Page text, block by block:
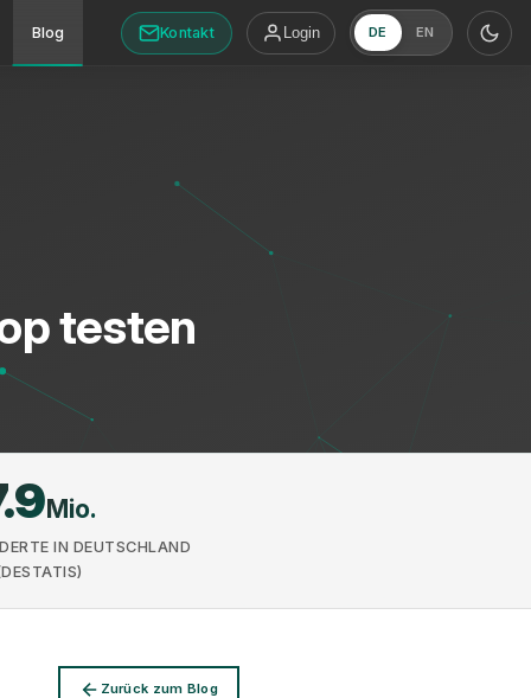
Blog Kontakt Login DE EN
testen
Mio.
IN DEUTSCHLAND
Zurück zum Blog